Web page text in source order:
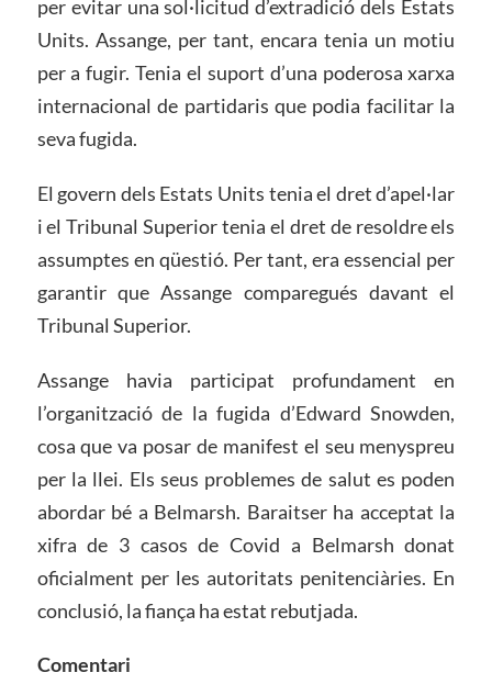
per evitar una sol·licitud d’extradició dels Estats
Units. Assange, per tant, encara tenia un motiu
per a fugir. Tenia el suport d’una poderosa xarxa
internacional de partidaris que podia facilitar la
seva fugida.
El govern dels Estats Units tenia el dret d’apel·lar
i el Tribunal Superior tenia el dret de resoldre els
assumptes en qüestió. Per tant, era essencial per
garantir que Assange comparegués davant el
Tribunal Superior.
Assange havia participat profundament en
l’organització de la fugida d’Edward Snowden,
cosa que va posar de manifest el seu menyspreu
per la llei. Els seus problemes de salut es poden
abordar bé a Belmarsh. Baraitser ha acceptat la
xifra de 3 casos de Covid a Belmarsh donat
oficialment per les autoritats penitenciàries. En
conclusió, la fiança ha estat rebutjada.
Comentari